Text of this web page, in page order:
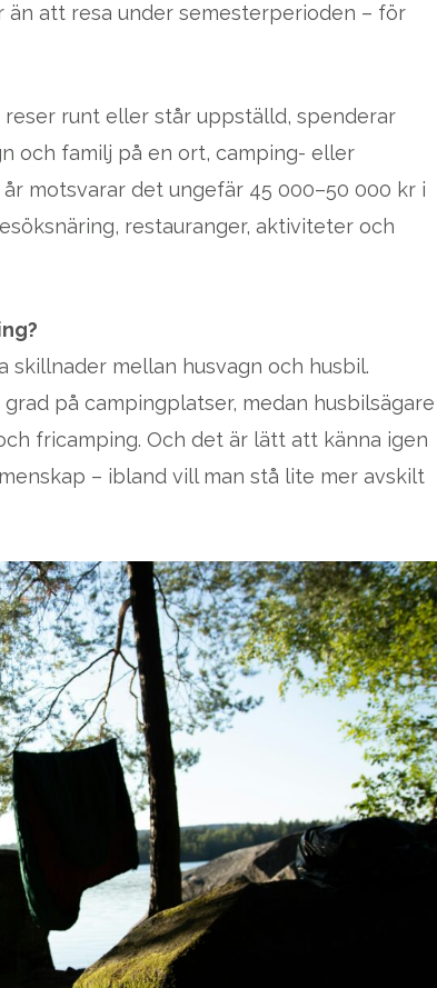
att resa under semesterperioden – för
runt eller står uppställd, spenderar
och familj på en ort, camping- eller
motsvarar det ungefär 45 000–50 000 kr i
restauranger, aktiviteter och
mellan husvagn och husbil.
på campingplatser, medan husbilsägare
fricamping. Och det är lätt att känna igen
– ibland vill man stå lite mer avskilt